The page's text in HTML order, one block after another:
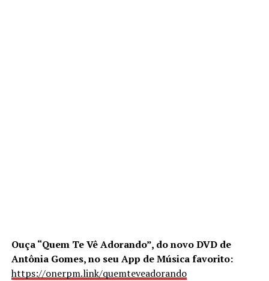
Ouça “Quem Te Vê Adorando”, do novo DVD de
Antônia Gomes, no seu App de Música favorito:
https://onerpm.link/quemteveadorando